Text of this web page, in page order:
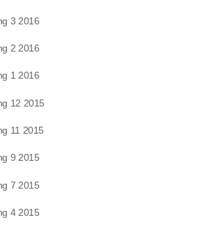
3 2016
2 2016
1 2016
12 2015
11 2015
9 2015
7 2015
4 2015